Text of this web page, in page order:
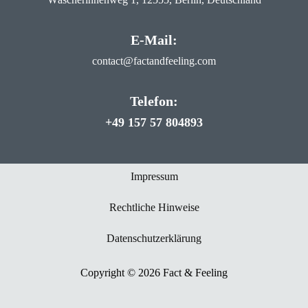
E-Mail:
contact@factandfeeling.com
Telefon:
+49 157 57 804893
Impressum
Rechtliche Hinweise
Datenschutzerklärung
Copyright © 2026 Fact & Feeling